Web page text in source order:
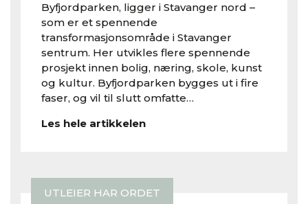
Byfjordparken, ligger i Stavanger nord –
som er et spennende
transformasjonsområde i Stavanger
sentrum. Her utvikles flere spennende
prosjekt innen bolig, næring, skole, kunst
og kultur. Byfjordparken bygges ut i fire
faser, og vil til slutt omfatte…
Les hele artikkelen
UTLEIER HAR ORDET